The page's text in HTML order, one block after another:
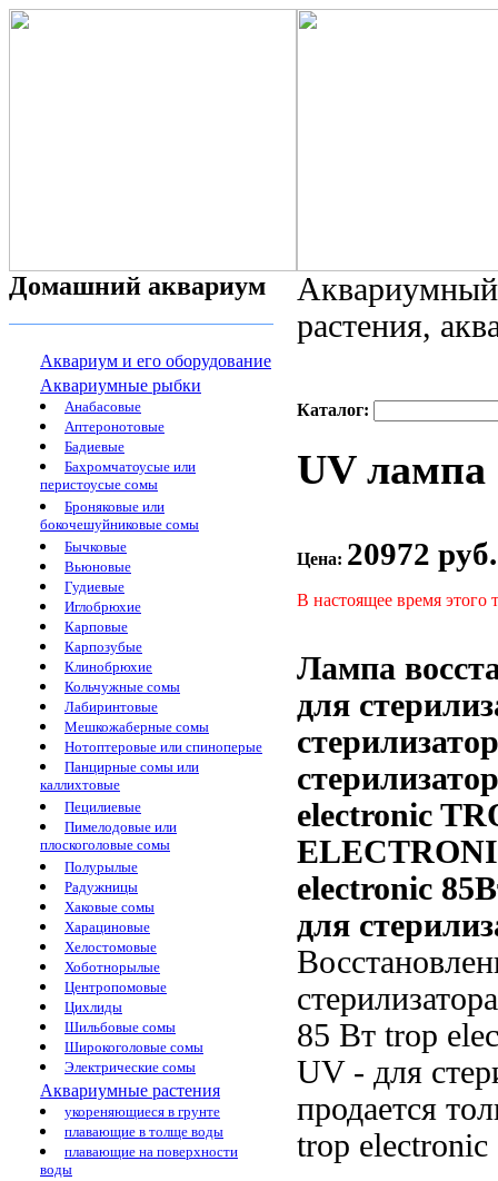
Домашний аквариум
Аквариум и его оборудование
Аквариумные рыбки
Анабасовые
Аптеронотовые
Бадиевые
Бахромчатоусые или
перистоусые сомы
Броняковые или
бокочешуйниковые сомы
Бычковые
Вьюновые
Гудиевые
Иглобрюхие
Карповые
Карпозубые
Клинобрюхие
Кольчужные сомы
Лабиринтовые
Мешкожаберные сомы
Нотоптеровые или спиноперые
Панцирные сомы или
каллихтовые
Пецилиевые
Пимелодовые или
плоскоголовые сомы
Полурылые
Радужницы
Хаковые сомы
Харациновые
Хелостомовые
Хоботнорылые
Центропомовые
Цихлиды
Шильбовые сомы
Широкоголовые сомы
Электрические сомы
Аквариумные растения
укореняющиеся в грунте
плавающие в толще воды
плавающие на поверхности
воды
растения,
Каталог:
UV лампа
Цена: 20972 руб.
В настоящее время этого
Лампа
для
electronic
electronic
для
85 Вт trop
UV - для
продается
trop electronic